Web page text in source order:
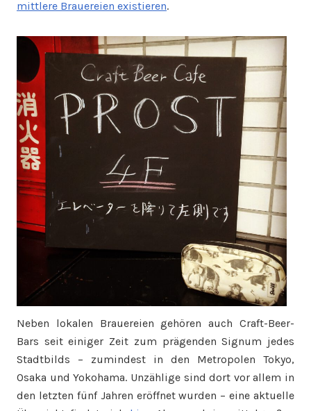
mittlere Brauereien existieren.
Neben lokalen Brauereien gehören auch Craft-Beer-
Bars seit einiger Zeit zum prägenden Signum jedes
Stadtbilds – zumindest in den Metropolen Tokyo,
Osaka und Yokohama. Unzählige sind dort vor allem in
den letzten fünf Jahren eröffnet wurden – eine aktuelle